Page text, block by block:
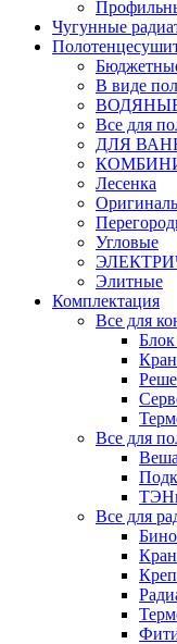
Чугунные
В виде
Все для
ДЛЯ
Лесенка
Угловые
Элитные
Комплектация
Все для
Все для
Все для